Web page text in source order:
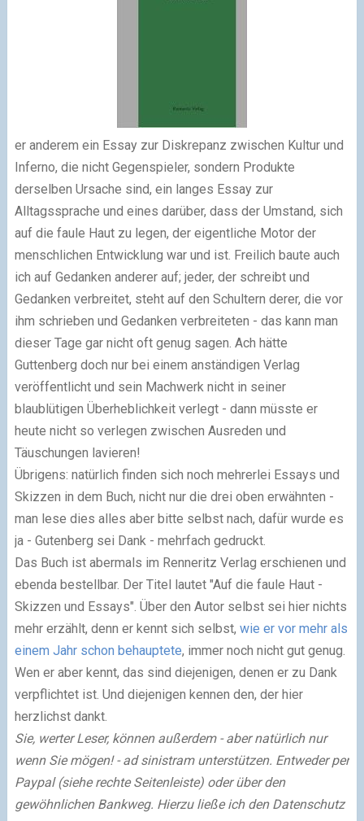
er anderem ein Essay zur Diskrepanz zwischen Kultur und
Inferno, die nicht Gegenspieler, sondern Produkte
derselben Ursache sind, ein langes Essay zur
Alltagssprache und eines darüber, dass der Umstand, sich
auf die faule Haut zu legen, der eigentliche Motor der
menschlichen Entwicklung war und ist. Freilich baute auch
ich auf Gedanken anderer auf; jeder, der schreibt und
Gedanken verbreitet, steht auf den Schultern derer, die vor
ihm schrieben und Gedanken verbreiteten - das kann man
dieser Tage gar nicht oft genug sagen. Ach hätte
Guttenberg doch nur bei einem anständigen Verlag
veröffentlicht und sein Machwerk nicht in seiner
blaublütigen Überheblichkeit verlegt - dann müsste er
heute nicht so verlegen zwischen Ausreden und
Täuschungen lavieren!
Übrigens: natürlich finden sich noch mehrerlei Essays und
Skizzen in dem Buch, nicht nur die drei oben erwähnten -
man lese dies alles aber bitte selbst nach, dafür wurde es
ja - Gutenberg sei Dank - mehrfach gedruckt.
Das Buch ist abermals im Renneritz Verlag erschienen und
ebenda bestellbar. Der Titel lautet "Auf die faule Haut -
Skizzen und Essays" . Über den Autor selbst sei hier nichts
mehr erzählt, denn er kennt sich selbst, wie er vor mehr als
einem Jahr schon behauptete, immer noch nicht gut genug.
Wen er aber kennt, das sind diejenigen, denen er zu Dank
verpflichtet ist. Und diejenigen kennen den, der hier
herzlichst dankt.
Sie, werter Leser, können außerdem - aber natürlich nur
wenn Sie mögen! - ad sinistram unterstützen. Entweder per
Paypal (siehe rechte Seitenleiste) oder über den
gewöhnlichen Bankweg. Hierzu ließe ich den Datenschutz